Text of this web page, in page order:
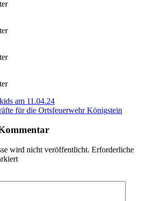
am 11.04.24
für die Ortsfeuerwehr Königstein
wird nicht veröffentlicht. Erforderliche